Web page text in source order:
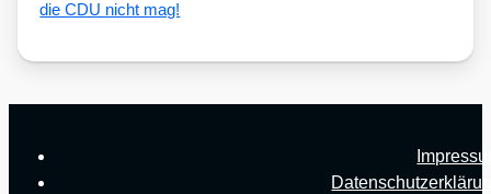
die CDU nicht mag!